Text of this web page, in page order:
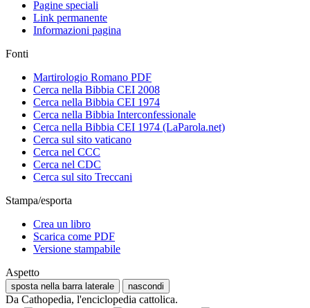
Pagine speciali
Link permanente
Informazioni pagina
Fonti
Martirologio Romano PDF
Cerca nella Bibbia CEI 2008
Cerca nella Bibbia CEI 1974
Cerca nella Bibbia Interconfessionale
Cerca nella Bibbia CEI 1974 (LaParola.net)
Cerca sul sito vaticano
Cerca nel CCC
Cerca nel CDC
Cerca sul sito Treccani
Stampa/esporta
Crea un libro
Scarica come PDF
Versione stampabile
Aspetto
sposta nella barra laterale nascondi
Da Cathopedia, l'enciclopedia cattolica.